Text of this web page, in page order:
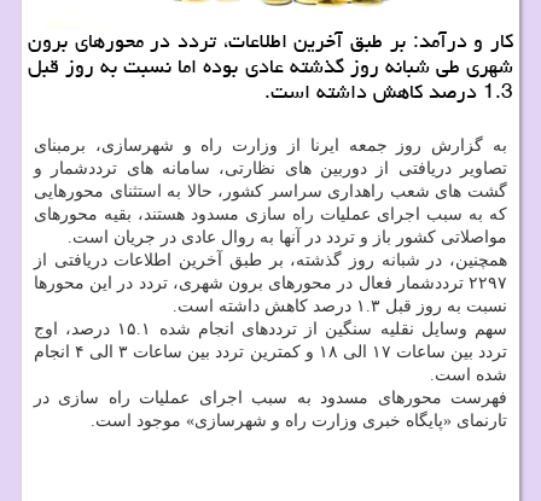
کار و درآمد: بر طبق آخرین اطلاعات، تردد در محورهای برون
شهری طی شبانه روز گذشته عادی بوده اما نسبت به روز قبل
1.3 درصد کاهش داشته است.
به گزارش روز جمعه ایرنا از وزارت راه و شهرسازی، برمبنای
تصاویر دریافتی از دوربین های نظارتی، سامانه های ترددشمار و
گشت های شعب راهداری سراسر کشور، حالا به استثنای محورهایی
که به سبب اجرای عملیات راه سازی مسدود هستند، بقیه محورهای
مواصلاتی کشور باز و تردد در آنها به روال عادی در جریان است.
همچنین، در شبانه روز گذشته، بر طبق آخرین اطلاعات دریافتی از
۲۲۹۷ ترددشمار فعال در محورهای برون شهری، تردد در این محورها
نسبت به روز قبل ۱.۳ درصد کاهش داشته است.
سهم وسایل نقلیه سنگین از ترددهای انجام شده ۱۵.۱ درصد، اوج
تردد بین ساعات ۱۷ الی ۱۸ و کمترین تردد بین ساعات ۳ الی ۴ انجام
شده است.
فهرست محورهای مسدود به سبب اجرای عملیات راه سازی در
تارنمای «پایگاه خبری وزارت راه و شهرسازی» موجود است.